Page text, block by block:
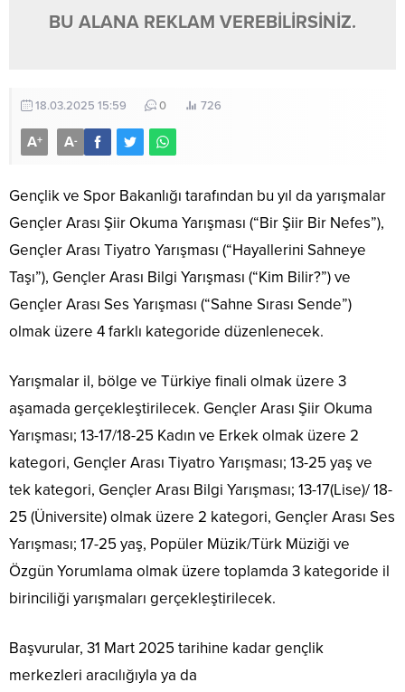
BU ALANA REKLAM VEREBİLİRSİNİZ.
18.03.2025 15:59 0 726
A+ A-
Gençlik ve Spor Bakanlığı tarafından bu yıl da yarışmalar
⁠Gençler Arası Şiir Okuma Yarışması (“Bir Şiir Bir Nefes”),
⁠Gençler Arası Tiyatro Yarışması (“Hayallerini Sahneye
Taşı”), ⁠Gençler Arası Bilgi Yarışması (“Kim Bilir?”) ve
⁠Gençler Arası Ses Yarışması (“Sahne Sırası Sende”)
olmak üzere 4 farklı kategoride düzenlenecek.
Yarışmalar il, bölge ve Türkiye finali olmak üzere 3
aşamada gerçekleştirilecek. Gençler Arası Şiir Okuma
Yarışması; 13-17/18-25 Kadın ve Erkek olmak üzere 2
kategori, Gençler Arası Tiyatro Yarışması; 13-25 yaş ve
tek kategori, Gençler Arası Bilgi Yarışması; 13-17(Lise)/ 18-
25 (Üniversite) olmak üzere 2 kategori, Gençler Arası Ses
Yarışması; 17-25 yaş, Popüler Müzik/Türk Müziği ve
Özgün Yorumlama olmak üzere toplamda 3 kategoride il
birinciliği yarışmaları gerçekleştirilecek.
Başvurular, 31 Mart 2025 tarihine kadar gençlik
merkezleri aracılığıyla ya da